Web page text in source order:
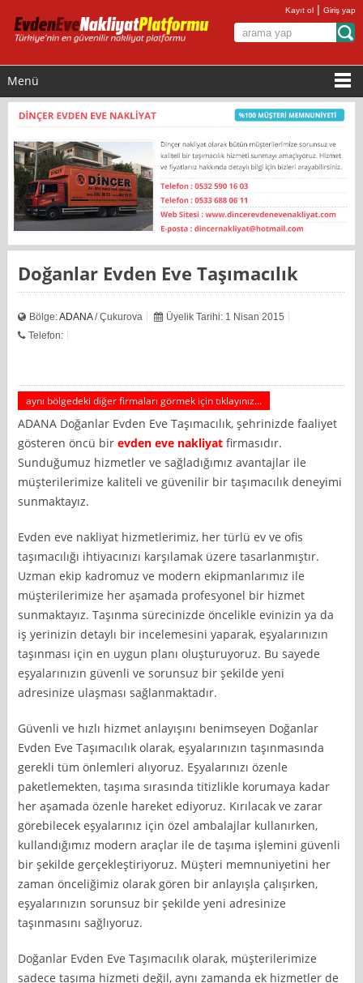
Kayıt ol |Giriş yap
Menü
Doğanlar Evden Eve Taşımacılık
Bölge:ADANA/ Çukurova
Üyelik Tarihi: 1 Nisan 2015
Telefon:
aynı bölgedeki diğer firmaları görmek için tıklayınız...
ADANA Doğanlar Evden Eve Taşımacılık, şehrinizde faaliyet
gösteren öncü birevden eve nakliyat firmasıdır.
Sunduğumuz hizmetler ve sağladığımız avantajlar ile
müşterilerimize kaliteli ve güvenilir bir taşımacılık deneyimi
sunmaktayız.
Evden eve nakliyat hizmetlerimiz, her türlü ev ve ofis
taşımacılığı ihtiyacınızı karşılamak üzere tasarlanmıştır.
Uzman ekip kadromuz ve modern ekipmanlarımız ile
müşterilerimize her aşamada profesyonel bir hizmet
sunmaktayız. Taşınma sürecinizde öncelikle evinizin ya da
iş yerinizin detaylı bir incelemesini yaparak, eşyalarınızın
taşınması için en uygun planı oluşturuyoruz. Bu sayede
eşyalarınızın güvenli ve sorunsuz bir şekilde yeni
adresinize ulaşması sağlanmaktadır.
Güvenli ve hızlı hizmet anlayışını benimseyen Doğanlar
Evden Eve Taşımacılık olarak, eşyalarınızın taşınmasında
gerekli tüm önlemleri alıyoruz. Eşyalarınızı özenle
paketlemekten, taşıma sırasında titizlikle korumaya kadar
her aşamada özenle hareket ediyoruz. Kırılacak ve zarar
görebilecek eşyalarınız için özel ambalajlar kullanırken,
kullandığımız modern araçlar ile de taşıma işlemini güvenli
bir şekilde gerçekleştiriyoruz. Müşteri memnuniyetini her
zaman önceliğimiz olarak gören bir anlayışla çalışırken,
eşyalarınızın sorunsuz bir şekilde yeni adresinize
taşınmasını sağlıyoruz.
Doğanlar Evden Eve Taşımacılık olarak, müşterilerimize
sadece taşıma hizmeti değil, aynı zamanda ek hizmetler de